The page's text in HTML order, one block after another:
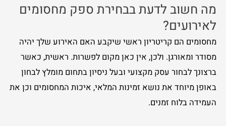
מה חשוב לדעת בבחירת ספק מחסומים
לאירועים?
מחסומים הם קריטריון ראשי שיקבע האם האירוע שלך יהיה
מסודר ומאורגן. ולכן, אין כאן מקום לפשרות. ראשית, כאשר
ברצונך לבחור עסק מקצועי ובעל ניסיון בתחום מומלץ לבחון
באופן מיוחד את נושא זמינות המלאי, איכות המחסומים וכן את
העמידה בלוח זמנים.